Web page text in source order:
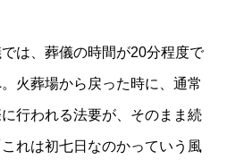
は、葬儀の時間が20分程度で
火葬場から戻った時に、通常
行われる法要が、そのまま続
れは初七日なのかっていう風